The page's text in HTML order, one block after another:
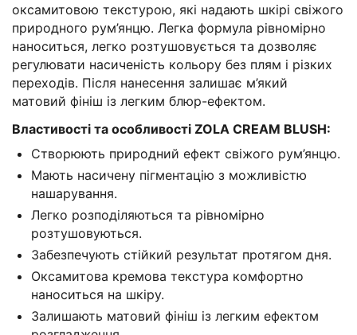
оксамитовою текстурою, які надають шкірі свіжого
природного рум’янцю. Легка формула рівномірно
наноситься, легко розтушовується та дозволяє
регулювати насиченість кольору без плям і різких
переходів. Після нанесення залишає м’який
матовий фініш із легким блюр-ефектом.
Властивості та особливості ZOLA CREAM BLUSH:
Створюють природний ефект свіжого рум’янцю.
Мають насичену пігментацію з можливістю
нашарування.
Легко розподіляються та рівномірно
розтушовуються.
Забезпечують стійкий результат протягом дня.
Оксамитова кремова текстура комфортно
наноситься на шкіру.
Залишають матовий фініш із легким ефектом